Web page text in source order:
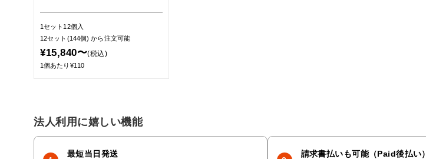
1セット12個入
12セット(144個)から注文可能
¥15,840〜(税込)
1個あたり¥110
法人利用に嬉しい機能
最短当日発送
請求書払いも可能（Paid後払い）